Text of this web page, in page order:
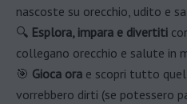
nascoste su orecchio, udito e
🔍 Esplora, impara e divertiti
collegano orecchio e salute in
🎯 Gioca ora e scopri tutto
vorrebbero dirti (se potessero